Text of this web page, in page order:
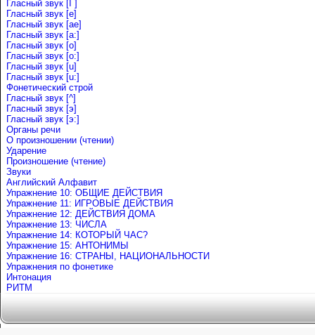
Гласный звук [I ]
Гласный звук [e]
Гласный звук [ae]
Гласный звук [a:]
Гласный звук [o]
Гласный звук [o:]
Гласный звук [u]
Гласный звук [u:]
Фонетический строй
Гласный звук [^]
Гласный звук [э]
Гласный звук [э:]
Органы речи
О произношении (чтении)
Ударение
Произношение (чтение)
Звуки
Английский Алфавит
Упражнение 10: ОБЩИЕ ДЕЙСТВИЯ
Упражнение 11: ИГРОВЫЕ ДЕЙСТВИЯ
Упражнение 12: ДЕЙСТВИЯ ДОМА
Упражнение 13: ЧИСЛА
Упражнение 14: КОТОРЫЙ ЧАС?
Упражнение 15: АНТОНИМЫ
Упражнение 16: СТРАНЫ, НАЦИОНАЛЬНОСТИ
Упражнения по фонетике
Интонация
РИТМ